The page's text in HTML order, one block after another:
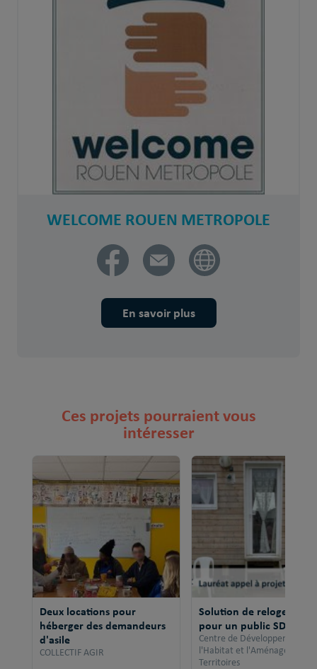
WELCOME ROUEN METROPOLE
En savoir plus
Ces projets pourraient vous
intéresser
Deux locations pour
héberger des demandeurs
d'asile
COLLECTIF AGIR
Solution de relogement
pour un public SDF
Centre de Développement
l'Habitat et l'Aménagement
Territoires